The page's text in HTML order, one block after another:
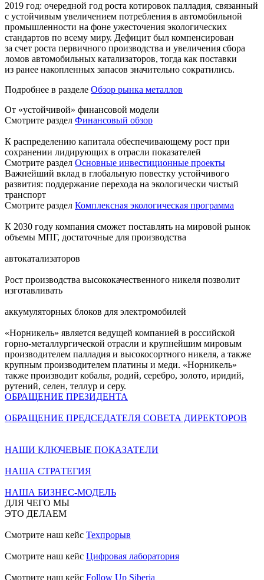
2019 год: очередной год роста котировок палладия, связанный
с устойчивым увеличением потребления в автомобильной
промышленности на фоне ужесточения экологических
стандартов по всему миру. Дефицит был компенсирован
за счет роста первичного производства и увеличения сбора
ломов автомобильных катализаторов, тогда как поставки
из ранее накопленных запасов значительно сократились.
Подробнее в разделе Обзор рынка металлов
От «устойчивой» финансовой модели
Смотрите раздел Финансовый обзор
К распределению капитала обеспечивающему рост при
сохранении лидирующих в отрасли показателей
Смотрите раздел Основные инвестиционные проекты
Важнейший вклад в глобальную повестку устойчивого
развития: поддержание перехода на экологически чистый
транспорт
Смотрите раздел Комплексная экологическая программа
К 2030 году компания сможет поставлять на мировой рынок
объемы МПГ, достаточные для производства
автокатализаторов
Рост производства высококачественного никеля позволит
изготавливать
аккумуляторных блоков для электромобилей
«Норникель» является ведущей компанией в российской
горно-металлургической отрасли и крупнейшим мировым
производителем палладия и высокосортного никеля, а также
крупным производителем платины и меди. «Норникель»
также производит кобальт, родий, серебро, золото, иридий,
рутений, селен, теллур и серу.
ОБРАЩЕНИЕ ПРЕЗИДЕНТА
ОБРАЩЕНИЕ ПРЕДСЕДАТЕЛЯ СОВЕТА ДИРЕКТОРОВ
НАШИ КЛЮЧЕВЫЕ ПОКАЗАТЕЛИ
НАША СТРАТЕГИЯ
НАША БИЗНЕС-МОДЕЛЬ
ДЛЯ ЧЕГО МЫ
ЭТО ДЕЛАЕМ
Смотрите наш кейс Техпрорыв
Смотрите наш кейс Цифровая лаборатория
Смотрите наш кейс Follow Up Siberia